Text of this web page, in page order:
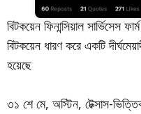
বিটকয়েন ফিনান্সিয়াল সার্ভিসেস
বিটকয়েন ধারণ করে একটি
হয়েছে
৩১ শে মে, অস্টিন, টেক্সাস-